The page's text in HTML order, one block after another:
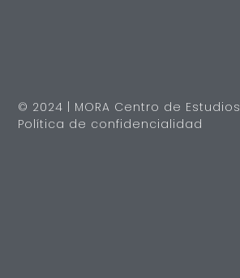
© 2024 | MORA Centro de Estudios
Política de confidencialidad